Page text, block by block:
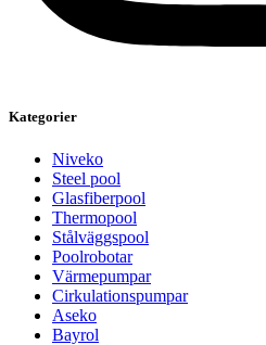
Kategorier
Niveko
Steel pool
Glasfiberpool
Thermopool
Stålväggspool
Poolrobotar
Värmepumpar
Cirkulationspumpar
Aseko
Bayrol